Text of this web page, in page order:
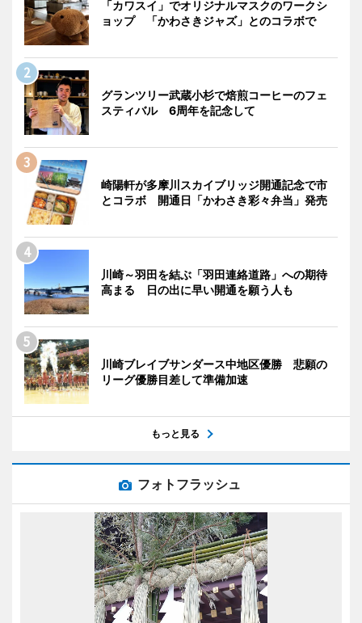
「カワスイ」でオリジナルマスクのワークシ
ョップ 「かわさきジャズ」とのコラボで
グランツリー武蔵小杉で焙煎コーヒーのフェ
スティバル 6周年を記念して
崎陽軒が多摩川スカイブリッジ開通記念で市
とコラボ 開通日「かわさき彩々弁当」発売
川崎～羽田を結ぶ「羽田連絡道路」への期待
高まる 日の出に早い開通を願う人も
川崎ブレイブサンダース中地区優勝 悲願の
リーグ優勝目差して準備加速
もっと見る
フォトフラッシュ